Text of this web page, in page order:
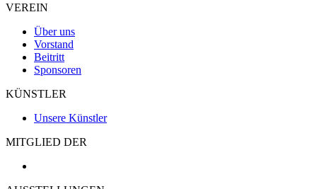
VEREIN
Über uns
Vorstand
Beitritt
Sponsoren
KÜNSTLER
Unsere Künstler
MITGLIED DER